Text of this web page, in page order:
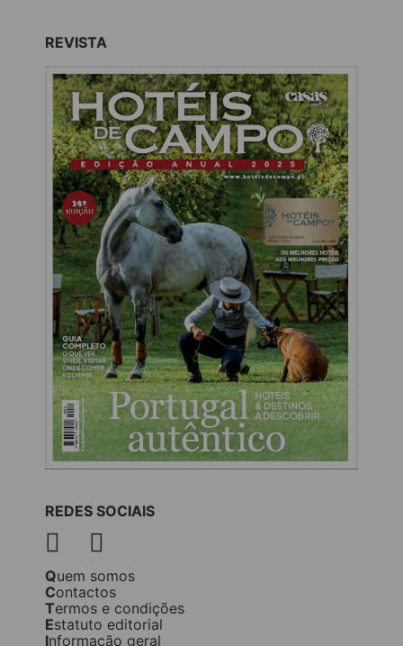
REVISTA
REDES SOCIAIS
Quem somos
Contactos
Termos e condições
Estatuto editorial
Informação geral